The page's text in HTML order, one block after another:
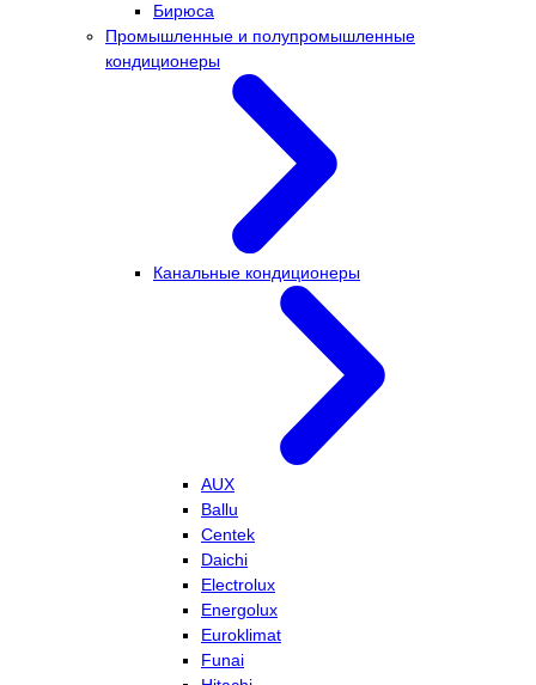
Бирюса
Промышленные и полупромышленные
кондиционеры
Канальные кондиционеры
AUX
Ballu
Centek
Daichi
Electrolux
Energolux
Euroklimat
Funai